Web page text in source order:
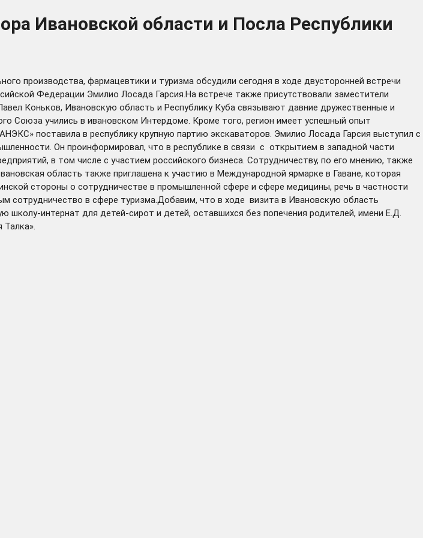
Ивановской области и Посла Республики
производства, фармацевтики и туризма обсудили сегодня в ходе двусторонней встречи
Федерации Эмилио Лосада Гарсия.На встрече также присутствовали заместители
Коньков, Ивановскую область и Республику Куба связывают давние дружественные и
Союза учились в ивановском Интердоме. Кроме того, регион имеет успешный опыт
поставила в республику крупную партию экскаваторов. Эмилио Лосада Гарсия выступил с
Он проинформировал, что в республике в связи с открытием в западной части
в том числе с участием российского бизнеса. Сотрудничеству, по его мнению, также
область также приглашена к участию в Международной ярмарке в Гаване, которая
стороны о сотрудничестве в промышленной сфере и сфере медицины, речь в частности
сотрудничество в сфере туризма.Добавим, что в ходе визита в Ивановскую область
школу-интернат для детей-сирот и детей, оставшихся без попечения родителей, имени Е.Д.